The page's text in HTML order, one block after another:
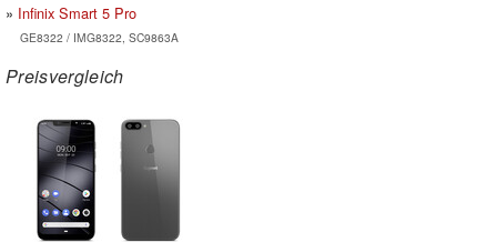
Infinix Smart 5 Pro
GE8322 / IMG8322, SC9863A
Preisvergleich